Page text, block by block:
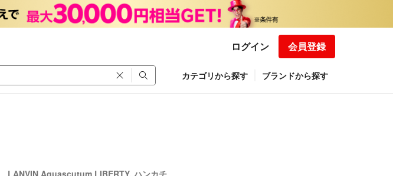
ログイン 会員登録
カテゴリから探す ブランドから探す
LANVIN Aquascutum LIBERTY. ハンカチ